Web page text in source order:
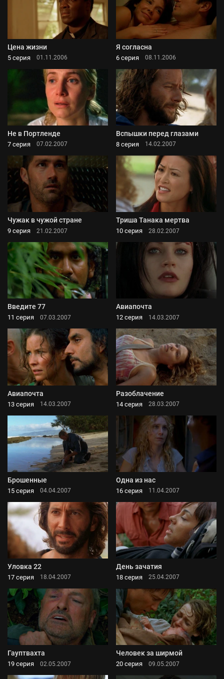
Цена жизни
5 серия 01.11.2006
Я согласна
6 серия 08.11.2006
Не в Портленде
7 серия 07.02.2007
Вспышки перед глазами
8 серия 14.02.2007
Чужак в чужой стране
9 серия 21.02.2007
Триша Танака мертва
10 серия 28.02.2007
Введите 77
11 серия 07.03.2007
Авиапочта
12 серия 14.03.2007
Авиапочта
13 серия 14.03.2007
Разоблачение
14 серия 28.03.2007
Брошенные
15 серия 04.04.2007
Одна из нас
16 серия 11.04.2007
Уловка 22
17 серия 18.04.2007
День зачатия
18 серия 25.04.2007
Гауптвахта
19 серия 02.05.2007
Человек за ширмой
20 серия 09.05.2007